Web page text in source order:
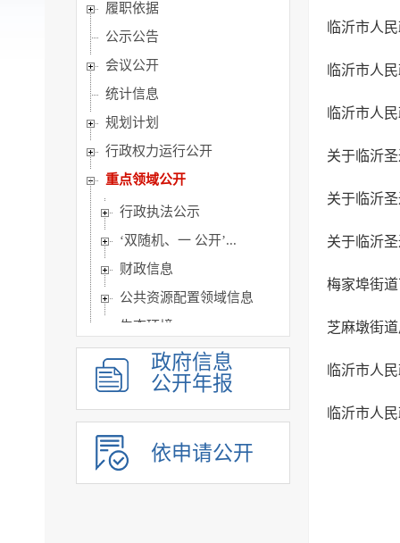
履职依据
公示公告
会议公开
统计信息
规划计划
行政权力运行公开
重点领域公开
行政执法公示
‘双随机、一 公开’...
财政信息
公共资源配置领域信息
生态环境
公共监管信息
建议提案办理
主动公开基本目录
政府开放日
政府信息
公开年报
依申请公开
临沂市人
临沂市人
临沂市人
关于临沂
关于临沂
关于临沂
梅家埠街
芝麻墩街
临沂市人
临沂市人